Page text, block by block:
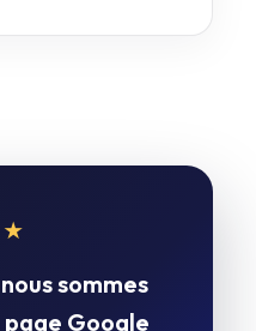
sommes
Google